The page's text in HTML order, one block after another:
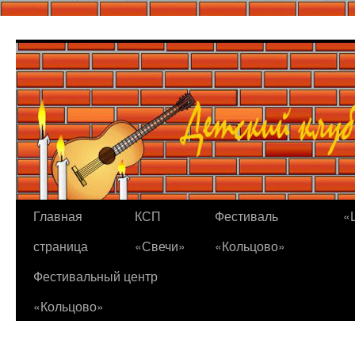
содержимому
Главная
страница
КСП
«Свечи»
Фестиваль
«Кольцово»
Фестивальный центр
«Кольцово»